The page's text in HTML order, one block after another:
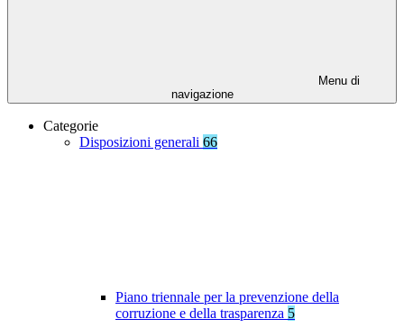
Menu di
navigazione
Categorie
Disposizioni generali 66
Piano triennale per la prevenzione della
corruzione e della trasparenza 5